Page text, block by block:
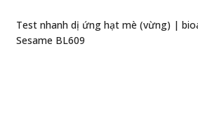
Test nhanh dị ứng hạt mè (vừng) |
Sesame BL609